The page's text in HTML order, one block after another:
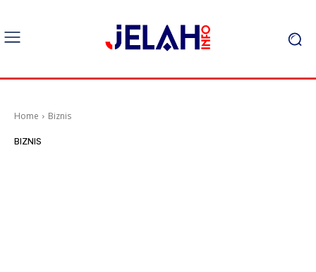
Home Biznis
BIZNIS